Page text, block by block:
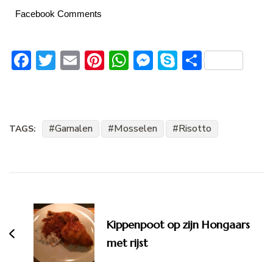
Facebook Comments
Facebook
Twitter
EmailPinterest
WhatsApp
Messenger
Skype
Delen
TAGS: Garnalen Mosselen Risotto
navigatie
Kippenpoot op zijn Hongaars
met rijst